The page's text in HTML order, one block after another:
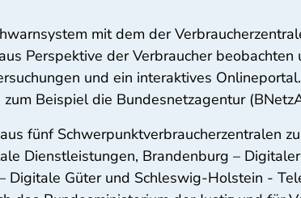
mit dem der
Perspektive der Verbraucher
und ein interaktives
Beispiel die Bundesnetzagentur
fünf Schwerpunktverbraucherzentralen
Dienstleistungen, Brandenburg –
Digitale Güter und Schleswig-Holstein -